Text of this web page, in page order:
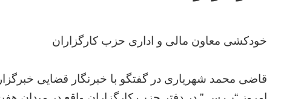
خودکشی معاون مالی و اداری حزب کارگزاران
قاضی محمد شهریاری در گفتگو با خبرنگار قضایی